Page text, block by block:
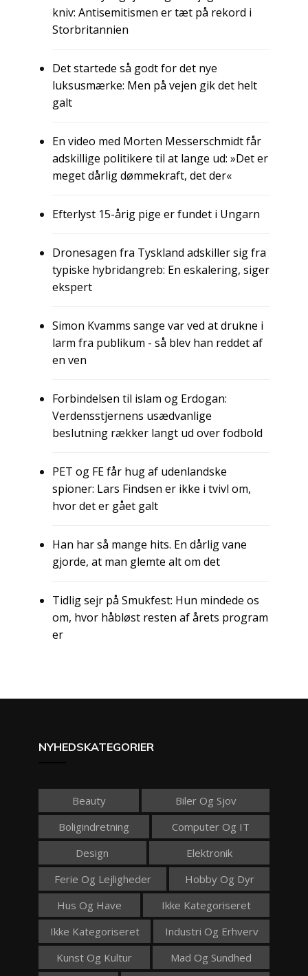
kniv: Antisemitismen er tæt på rekord i
Storbritannien
Det startede så godt for det nye
luksusmærke: Men på vejen gik det helt
galt
En video med Morten Messerschmidt får
adskillige politikere til at lange ud: »Det er
meget dårlig dømmekraft, det der«
Efterlyst 15-årig pige er fundet i Ungarn
Dronesagen fra Tyskland adskiller sig fra
typiske hybridangreb: En eskalering, siger
ekspert
Simon Kvamms sange var ved at drukne i
larm fra publikum - så blev han reddet af
en ven
Forbindelsen til islam og Erdogan:
Verdensstjernens usædvanlige
beslutning rækker langt ud over fodbold
PET og FE får hug af udenlandske
spioner: Lars Findsen er ikke i tvivl om,
hvor det er gået galt
Han har så mange hits. En dårlig vane
gjorde, at man glemte alt om det
Tidlig sejr på Smukfest: Hun mindede os
om, hvor håbløst resten af årets program
er
NYHEDSKATEGORIER
Beauty
Biler Og Sjov
Boligindretning
Computer Og IT
Design
Elektronik
Ferie Og Lejligheder
Hobby Og Dyr
Hus Og Have
Ikke Kategoriseret
Ikke Kategoriseret
Industri Og Erhverv
Kunst Og Kultur
Mad Og Sundhed